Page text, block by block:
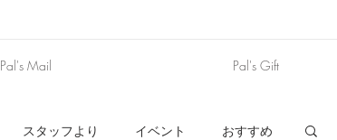
Pal's Mail Pal's Gift
スタッフより イベント おすすめ